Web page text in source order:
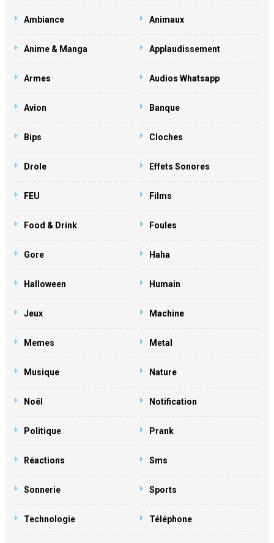
Ambiance Animaux
Anime & Manga Applaudissement
Armes Audios Whatsapp
Avion Banque
Bips Cloches
Drole Effets Sonores
FEU Films
Food & Drink Foules
Gore Haha
Halloween Humain
Jeux Machine
Memes Metal
Musique Nature
Noël Notification
Politique Prank
Réactions Sms
Sonnerie Sports
Technologie Téléphone